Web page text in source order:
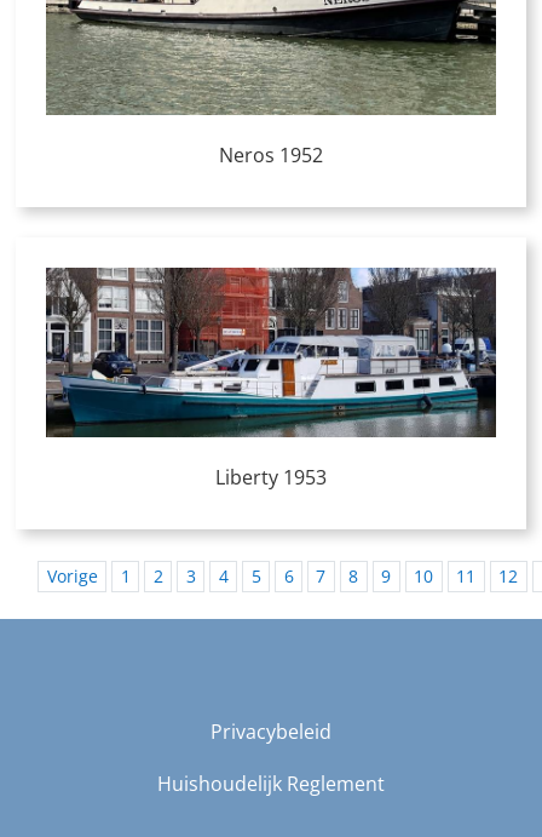
Neros 1952
Liberty 1953
Vorige 1 2 3 4 5 6 7 8 9 10 11 12
Privacybeleid
Huishoudelijk Reglement